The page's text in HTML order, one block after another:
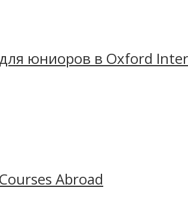
юниоров в Oxford
Abroad